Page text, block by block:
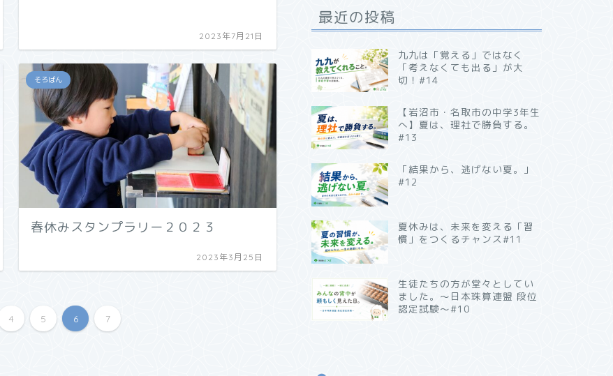
2023年7月21日
そろばん
春休みスタンプラリー２０２３
2023年3月25日
4 5 6 7
最近の投稿
九九は「覚える」ではなく
「考えなくても出る」が大
切！#14
【岩沼市・名取市の中学3年生
へ】夏は、理社で勝負する。
#13
「結果から、逃げない夏。」
#12
夏休みは、未来を変える「習
慣」をつくるチャンス#11
生徒たちの方が堂々としてい
ました。～日本珠算連盟 段位
認定試験～#10